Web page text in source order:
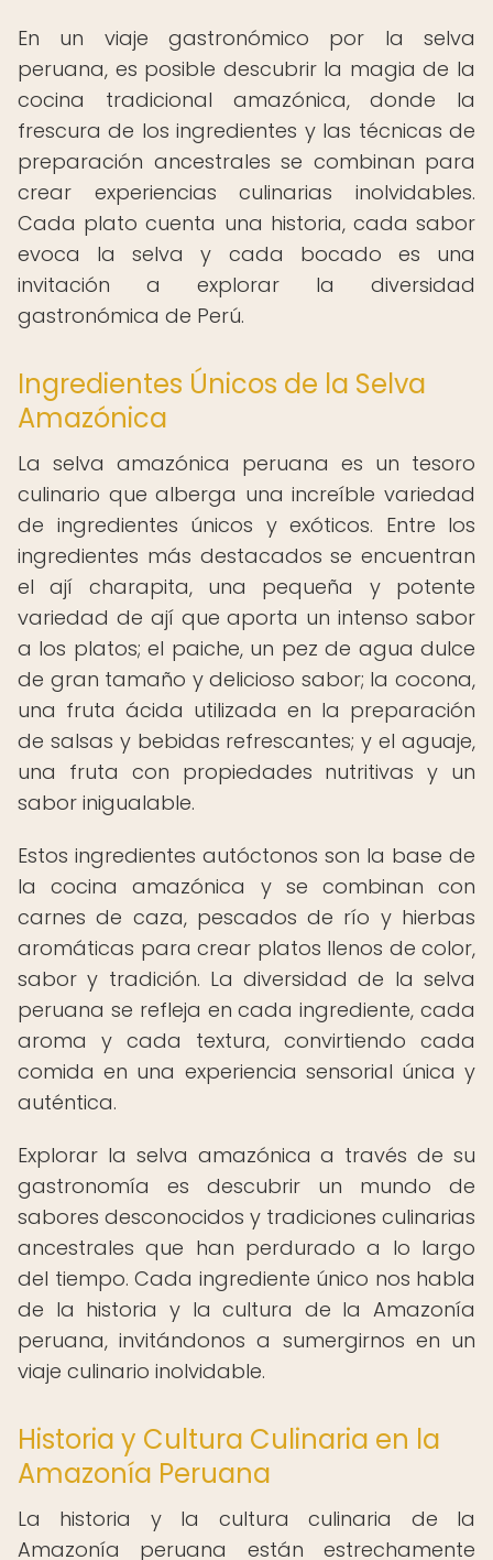
En un viaje gastronómico por la selva
peruana, es posible descubrir la magia de la
cocina tradicional amazónica, donde la
frescura de los ingredientes y las técnicas de
preparación ancestrales se combinan para
crear experiencias culinarias inolvidables.
Cada plato cuenta una historia, cada sabor
evoca la selva y cada bocado es una
invitación a explorar la diversidad
gastronómica de Perú.
Ingredientes Únicos de la Selva
Amazónica
La selva amazónica peruana es un tesoro
culinario que alberga una increíble variedad
de ingredientes únicos y exóticos. Entre los
ingredientes más destacados se encuentran
el ají charapita, una pequeña y potente
variedad de ají que aporta un intenso sabor
a los platos; el paiche, un pez de agua dulce
de gran tamaño y delicioso sabor; la cocona,
una fruta ácida utilizada en la preparación
de salsas y bebidas refrescantes; y el aguaje,
una fruta con propiedades nutritivas y un
sabor inigualable.
Estos ingredientes autóctonos son la base de
la cocina amazónica y se combinan con
carnes de caza, pescados de río y hierbas
aromáticas para crear platos llenos de color,
sabor y tradición. La diversidad de la selva
peruana se refleja en cada ingrediente, cada
aroma y cada textura, convirtiendo cada
comida en una experiencia sensorial única y
auténtica.
Explorar la selva amazónica a través de su
gastronomía es descubrir un mundo de
sabores desconocidos y tradiciones culinarias
ancestrales que han perdurado a lo largo
del tiempo. Cada ingrediente único nos habla
de la historia y la cultura de la Amazonía
peruana, invitándonos a sumergirnos en un
viaje culinario inolvidable.
Historia y Cultura Culinaria en la
Amazonía Peruana
La historia y la cultura culinaria de la
Amazonía peruana están estrechamente